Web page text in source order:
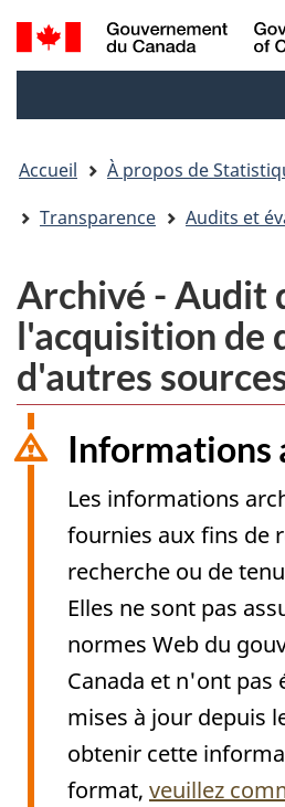
au
au
à
Recherche
et
Accueil
À propos de
Transparence
Audits et
Archivé - Audit
l'acquisition de
d'autres
Informations
Les informations
fournies aux fins de
recherche ou de
Elles ne sont pas
normes Web du
Canada et n'ont pas
mises à jour depuis
obtenir cette
format, veuillez